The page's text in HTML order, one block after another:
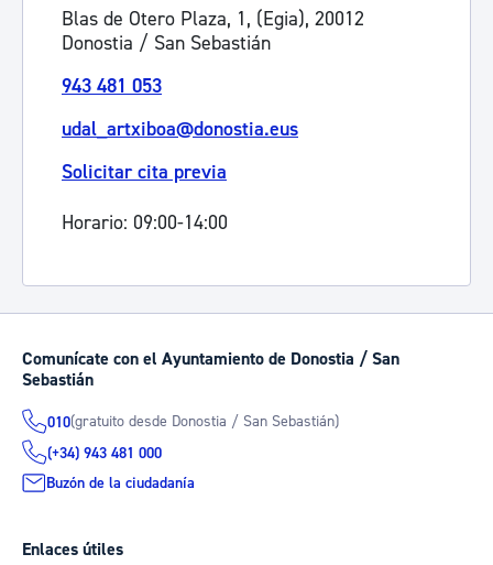
Blas de Otero Plaza, 1, (Egia), 20012
Donostia / San Sebastián
943 481 053
udal_artxiboa@donostia.eus
Solicitar cita previa
Horario: 09:00-14:00
Comunícate con el Ayuntamiento de Donostia / San
Sebastián
010(gratuito desde Donostia / San Sebastián)
(+34) 943 481 000
Buzón de la ciudadanía
Enlaces útiles